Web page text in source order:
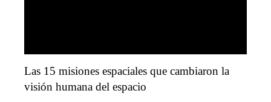
Las 15 misiones espaciales que cambiaron la
visión humana del espacio